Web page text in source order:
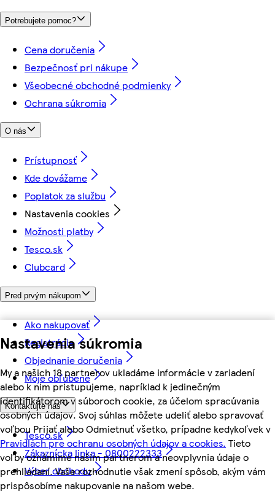
Nastavenia súkromia
My a našich 18 partnerov ukladáme informácie v zariadení
alebo k nim pristupujeme, napríklad k jedinečným
identifikátorom v súboroch cookie, za účelom spracúvania
osobných údajov. Svoj súhlas môžete udeliť alebo spravovať
voľbou Prijať alebo Odmietnuť všetko, prípadne kedykoľvek v
Pravidlách pre ochranu osobných údajov a cookies. Tieto
voľby oznámime našim partnerom a neovplyvnia údaje o
prehliadaní. Vaše rozhodnutie však zmení spôsob, akým vám
prispôsobíme nakupovanie na našom webe.
Potrebujete pomoc?
Cena doručenia
Bezpečnosť pri nákupe
Všeobecné obchodné podmienky
Ochrana súkromia
O nás
Prístupnosť
Kde dovážame
Poplatok za službu
Nastavenia cookies
Možnosti platby
Tesco.sk
Clubcard
Pred prvým nákupom
Ako nakupovať
Registrácia
Objednanie doručenia
Moje obľúbené
Kontaktujte nás
Tesco.sk
Zákaznícka linka - 0800222333
Výber obchodu